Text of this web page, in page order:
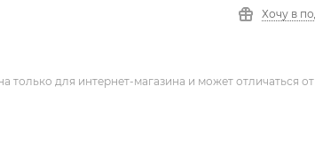
Хочу в
только для интернет-магазина и может отличаться